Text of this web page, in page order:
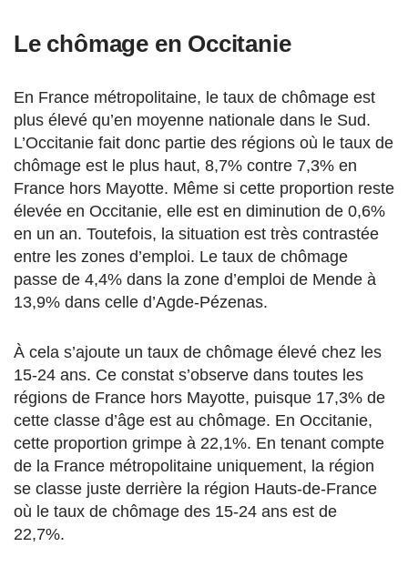
Le chômage en Occitanie
En France métropolitaine, le taux de chômage est
plus élevé qu’en moyenne nationale dans le Sud.
L’Occitanie fait donc partie des régions où le taux de
chômage est le plus haut, 8,7% contre 7,3% en
France hors Mayotte. Même si cette proportion reste
élevée en Occitanie, elle est en diminution de 0,6%
en un an. Toutefois, la situation est très contrastée
entre les zones d’emploi. Le taux de chômage
passe de 4,4% dans la zone d’emploi de Mende à
13,9% dans celle d’Agde-Pézenas.
À cela s’ajoute un taux de chômage élevé chez les
15-24 ans. Ce constat s’observe dans toutes les
régions de France hors Mayotte, puisque 17,3% de
cette classe d’âge est au chômage. En Occitanie,
cette proportion grimpe à 22,1%. En tenant compte
de la France métropolitaine uniquement, la région
se classe juste derrière la région Hauts-de-France
où le taux de chômage des 15-24 ans est de
22,7%.